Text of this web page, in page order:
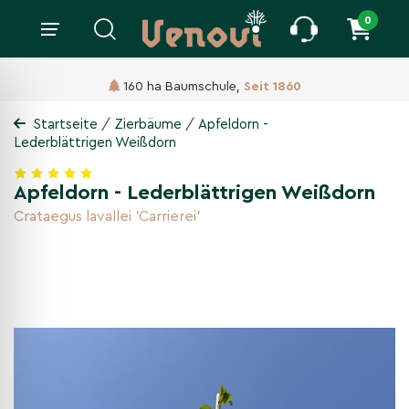
0
160 ha Baumschule, Seit 1860
Startseite / Zierbäume / Apfeldorn -
Lederblättrigen Weißdorn
Apfeldorn - Lederblättrigen Weißdorn
Crataegus lavallei 'Carrierei'